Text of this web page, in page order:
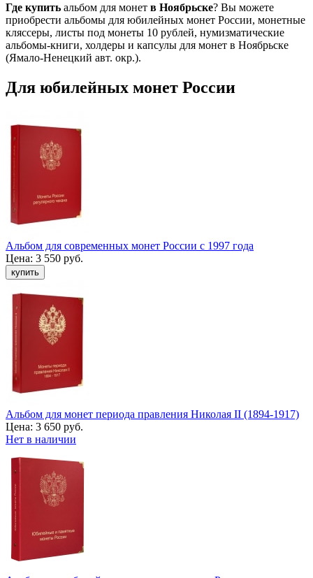
Где купить альбом для монет в Ноябрьске? Вы можете
приобрести альбомы для юбилейных монет России, монетные
кляссеры, листы под монеты 10 рублей, нумизматические
альбомы-книги, холдеры и капсулы для монет в Ноябрьске
(Ямало-Ненецкий авт. окр.).
Для юбилейных монет России
Альбом для современных монет России с 1997 года
Цена: 3 550 руб.
Альбом для монет периода правления Николая II (1894-1917)
Цена: 3 650 руб.
Нет в наличии